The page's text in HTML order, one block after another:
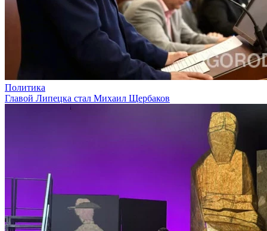
Политика
Главой Липецка стал Михаил Щербаков